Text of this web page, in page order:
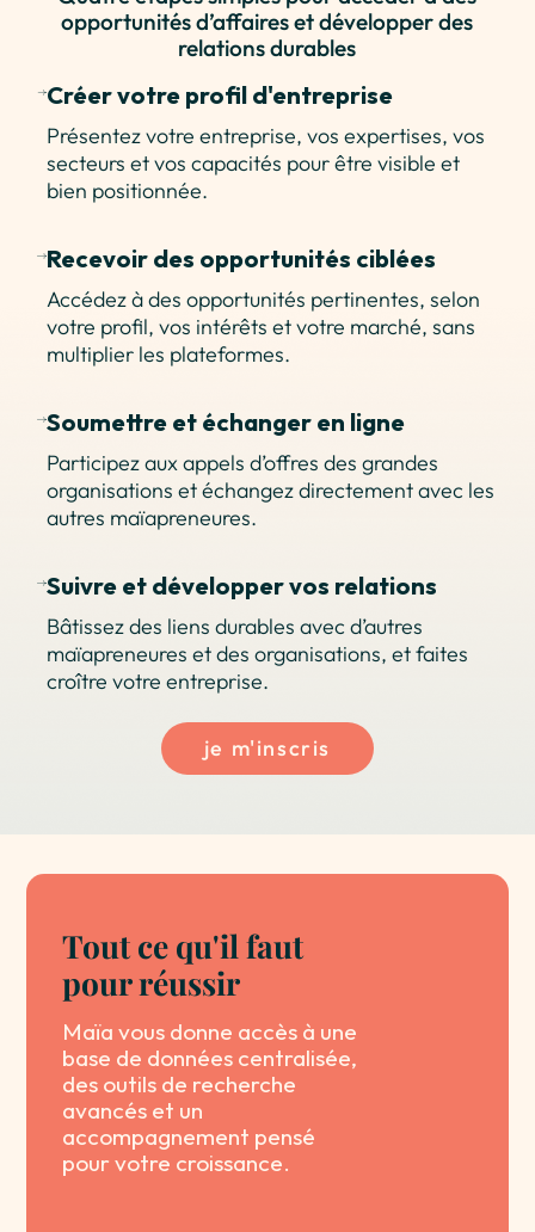
opportunités d’affaires et développer des
relations durables
Créer votre profil d'entreprise
Présentez votre entreprise, vos expertises, vos
secteurs et vos capacités pour être visible et
bien positionnée.
Recevoir des opportunités ciblées
Accédez à des opportunités pertinentes, selon
votre profil, vos intérêts et votre marché, sans
multiplier les plateformes.
Soumettre et échanger en ligne
Participez aux appels d’offres des grandes
organisations et échangez directement avec les
autres maïapreneures.
Suivre et développer vos relations
Bâtissez des liens durables avec d’autres
maïapreneures et des organisations, et faites
croître votre entreprise.
je m'inscris
Tout ce qu'il faut
pour réussir
Maïa vous donne accès à une
base de données centralisée,
des outils de recherche
avancés et un
accompagnement pensé
pour votre croissance.